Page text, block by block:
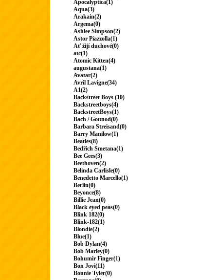
Apocalyptica(1)
Aqua(3)
Arakain(2)
Argema(0)
Ashlee Simpson(2)
Astor Piazzolla(1)
Ať žijí duchové(0)
atc(1)
Atomic Kitten(4)
augustana(1)
Avatar(2)
Avril Lavigne(34)
A1(2)
Backstreet Boys (10)
Backstreetboys(4)
BackstreetBoys(1)
Bach / Gounod(0)
Barbara Streisand(0)
Barry Manilow(1)
Beatles(8)
Bedřich Smetana(1)
Bee Gees(3)
Beethoven(2)
Belinda Carlisle(0)
Benedetto Marcello(1)
Berlin(0)
Beyonce(8)
Billie Jean(0)
Black eyed peas(0)
Blink 182(0)
Blink-182(1)
Blondie(2)
Blue(1)
Bob Dylan(4)
Bob Marley(0)
Bohumir Finger(1)
Bon Jovi(11)
Bonnie Tyler(0)